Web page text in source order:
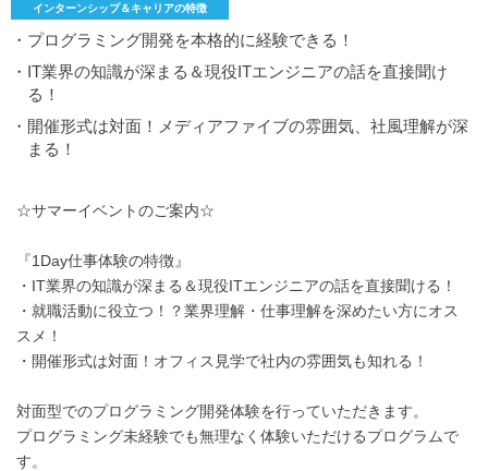
インターンシップ＆キャリアの特徴
・プログラミング開発を本格的に経験できる！
・IT業界の知識が深まる＆現役ITエンジニアの話を直接聞け
る！
・開催形式は対面！メディアファイブの雰囲気、社風理解が深
まる！
☆サマーイベントのご案内☆
『1Day仕事体験の特徴』
・IT業界の知識が深まる＆現役ITエンジニアの話を直接聞ける！
・就職活動に役立つ！？業界理解・仕事理解を深めたい方にオス
スメ！
・開催形式は対面！オフィス見学で社内の雰囲気も知れる！
対面型でのプログラミング開発体験を行っていただきます。
プログラミング未経験でも無理なく体験いただけるプログラムで
す。